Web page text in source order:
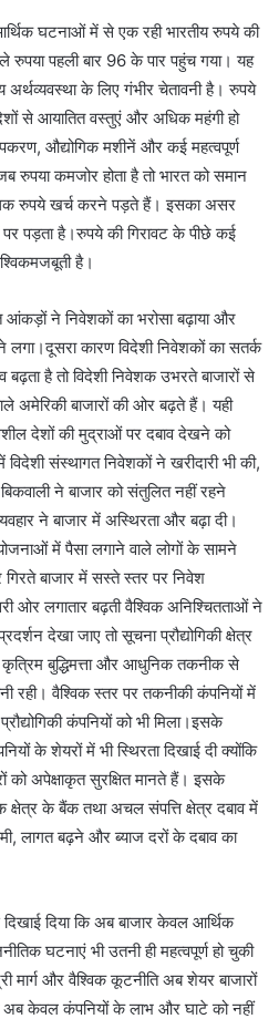
घटनाओं में से एक रही भारतीय रुपये की
रुपया पहली बार 96 के पार पहुंच गया। यह
के लिए गंभीर चेतावनी है। रुपये
से आयातित वस्तुएं और अधिक महंगी हो
औद्योगिक मशीनें और कई महत्वपूर्ण
कमजोर होता है तो भारत को समान
रुपये खर्च करने पड़ते हैं। इसका असर
पड़ता है।रुपये की गिरावट के पीछे कई
है।
ने निवेशकों का भरोसा बढ़ाया और
लगा।दूसरा कारण विदेशी निवेशकों का सतर्क
है तो विदेशी निवेशक उभरते बाजारों से
अमेरिकी बाजारों की ओर बढ़ते हैं। यही
देशों की मुद्राओं पर दबाव देखने को
संस्थागत निवेशकों ने खरीदारी भी की,
ने बाजार को संतुलित नहीं रहने
ने बाजार में अस्थिरता और बढ़ा दी।
में पैसा लगाने वाले लोगों के सामने
गिरते बाजार में सस्ते स्तर पर निवेश
ओर लगातार बढ़ती वैश्विक अनिश्चितताओं ने
देखा जाए तो सूचना प्रौद्योगिकी क्षेत्र
बुद्धिमत्ता और आधुनिक तकनीक से
रही। वैश्विक स्तर पर तकनीकी कंपनियों में
कंपनियों को भी मिला।इसके
के शेयरों में भी स्थिरता दिखाई दी क्योंकि
को अपेक्षाकृत सुरक्षित मानते हैं। इसके
क्षेत्र के बैंक तथा अचल संपत्ति क्षेत्र दबाव में
लागत बढ़ने और ब्याज दरों के दबाव का
दिया कि अब बाजार केवल आर्थिक
घटनाएं भी उतनी ही महत्वपूर्ण हो चुकी
मार्ग और वैश्विक कूटनीति अब शेयर बाजारों
केवल कंपनियों के लाभ और घाटे को नहीं